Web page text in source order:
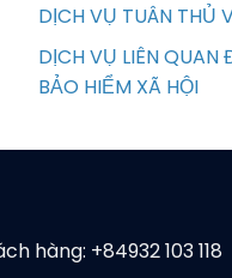
DỊCH VỤ TUÂN THỦ
DỊCH VỤ LIÊN QUAN
BẢO HIỂM XÃ HỘI
hàng: +84932 103 118